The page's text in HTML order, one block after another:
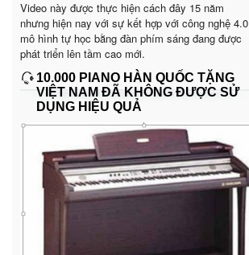
Video này được thực hiện cách đây 15 năm
nhưng hiện nay với sự kết hợp với công nghệ 4.0
mô hình tự học bằng đàn phím sáng đang được
phát triển lên tầm cao mới.
10.000 PIANO HÀN QUỐC TẶNG
VIỆT NAM ĐÃ KHÔNG ĐƯỢC SỬ
DỤNG HIỆU QUẢ